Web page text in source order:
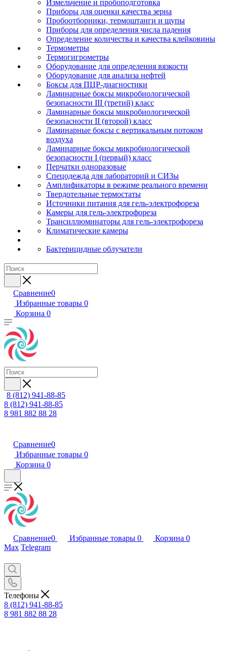
Измельчение и пробоподготовка
Приборы для оценки качества зерна
Пробоотборники, термоштанги и щупы
Приборы для определения числа падения
Определение количества и качества клейковины
Термометры
Термогигрометры
Оборудование для определения вязкости
Оборудование для анализа нефтей
Боксы для ПЦР-диагностики
Ламинарные боксы микробиологической
безопасности III (третий) класс
Ламинарные боксы микробиологической
безопасности II (второй) класс
Ламинарные боксы с вертикальным потоком
воздуха
Ламинарные боксы микробиологической
безопасности I (первый) класс
Перчатки одноразовые
Спецодежда для лабораторий и СИЗы
Амплификаторы в режиме реального времени
Твердотельные термостаты
Источники питания для гель-электрофореза
Камеры для гель-электрофореза
Трансиллюминаторы для гель-электрофореза
Климатические камеры
Бактерицидные облучатели
Сравнение0
Избранные товары 0
Корзина 0
8 (812) 941-88-85
8 (812) 941-88-85
8 981 882 88 28
Сравнение0
Избранные товары 0
Корзина 0
Сравнение0 Избранные товары 0 Корзина 0
Max Telegram
Телефоны
8 (812) 941-88-85
8 981 882 88 28